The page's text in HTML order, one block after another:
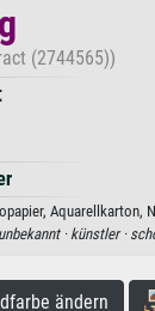
(2744565))
Aquarellkarton,
unbekannt · künstler ·
ändern